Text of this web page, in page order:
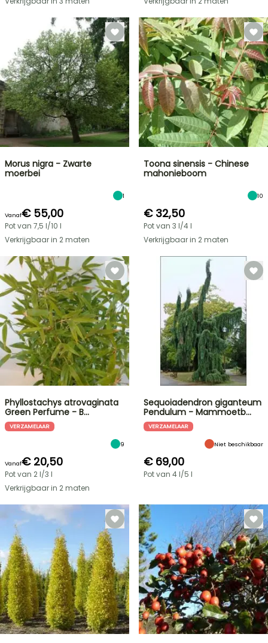
Morus nigra - Zwarte
moerbei
1
Vanaf€ 55,00
Pot van 7,5 l/10 l
Verkrijgbaar in 2 maten
Toona sinensis - Chinese
mahonieboom
10
€ 32,50
Pot van 3 l/4 l
Verkrijgbaar in 2 maten
Phyllostachys atrovaginata
Green Perfume - B…
VERZAMELAAR
9
Vanaf€ 20,50
Pot van 2 l/3 l
Verkrijgbaar in 2 maten
Sequoiadendron giganteum
Pendulum - Mammoetb…
VERZAMELAAR
Niet beschikbaar
€ 69,00
Pot van 4 l/5 l